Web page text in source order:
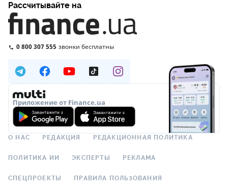
Рассчитывайте на
0 800 307 555 звонки бесплатны
Приложение от Finance.ua
О НАС РЕДАКЦИЯ РЕДАКЦИОННАЯ ПОЛИТИКА
ПОЛИТИКА ИИ ЭКСПЕРТЫ РЕКЛАМА
СПЕЦПРОЕКТЫ ПРАВИЛА ПОЛЬЗОВАНИЯ